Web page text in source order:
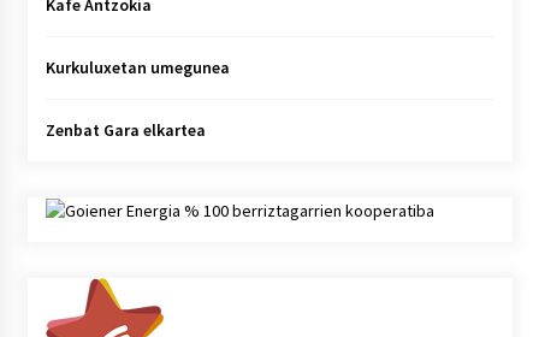
Kafe Antzokia
Kurkuluxetan umegunea
Zenbat Gara elkartea